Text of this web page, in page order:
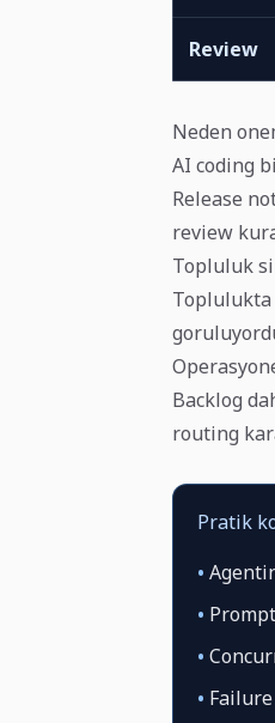
Review
Neden
AI coding
Release
review
Topluluk
Backlog
routing
Pratik
•
•
•
•